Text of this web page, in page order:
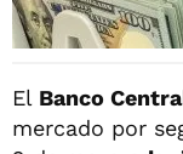
El Banco
mercado por